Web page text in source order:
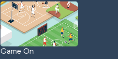
Game On